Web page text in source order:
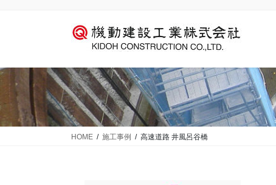
動
に
移
HOME 施工事例 高速道路 井風呂谷橋